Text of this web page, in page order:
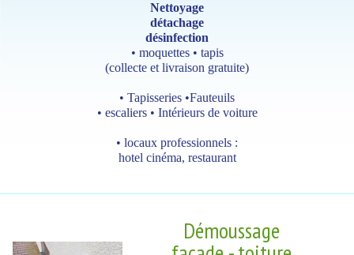
Nettoyage
détachage
désinfection
• moquettes • tapis
(collecte et livraison gratuite)
• Tapisseries •Fauteuils
• escaliers • Intérieurs de voiture
• locaux professionnels :
hotel cinéma, restaurant
Démoussage